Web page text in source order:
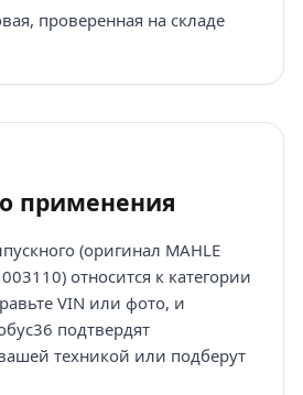
проверенная на складе
применения
(оригинал MAHLE
относится к категории
VIN или фото, и
подтвердят
техникой или подберут